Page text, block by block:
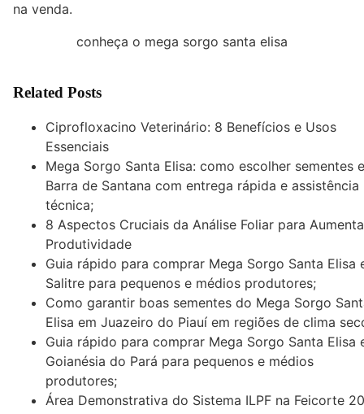
na venda.
conheça o mega sorgo santa elisa
Related Posts
Ciprofloxacino Veterinário: 8 Benefícios e Usos
Essenciais
Mega Sorgo Santa Elisa: como escolher sementes
Barra de Santana com entrega rápida e assistência
técnica;
8 Aspectos Cruciais da Análise Foliar para
Produtividade
Guia rápido para comprar Mega Sorgo Santa Elisa
Salitre para pequenos e médios produtores;
Como garantir boas sementes do Mega Sorgo
Elisa em Juazeiro do Piauí em regiões de clima
Guia rápido para comprar Mega Sorgo Santa Elisa
Goianésia do Pará para pequenos e médios
produtores;
Área Demonstrativa do Sistema ILPF na Feicorte